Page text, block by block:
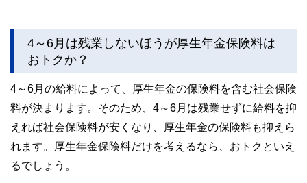
4～6月は残業しないほうが厚生年金保険料は
おトクか？
4～6月の給料によって、厚生年金の保険料を含む社会保険
料が決まります。そのため、4～6月は残業せずに給料を抑
えれば社会保険料が安くなり、厚生年金の保険料も抑えら
れます。厚生年金保険料だけを考えるなら、おトクといえ
るでしょう。